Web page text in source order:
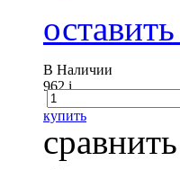
В Наличии
962i
купить
сравнить